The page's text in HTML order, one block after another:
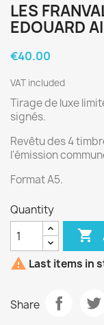
LES
EDOUARD
€40.00
VAT included
Tirage de luxe
signés.
Revêtu des 4
l'émission
Format A5.
Quantity

 Last items in
Share